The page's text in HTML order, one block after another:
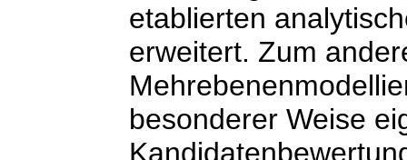
etablierten
erweitert. Zum
besonderer Weise